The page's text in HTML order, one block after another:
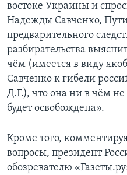
востоке Украины и
Надежды Савченко,
предварительного
разбирательства
чём (имеется в виду
Савченко к гибели
Д.Г.), что она ни в чём
будет освобождена».
Кроме того,
вопросы, президент
обозревателю